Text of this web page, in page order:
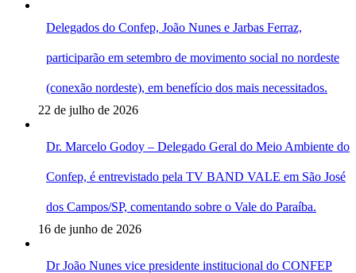
Delegados do Confep, João Nunes e Jarbas Ferraz,
participarão em setembro de movimento social no nordeste
(conexão nordeste), em benefício dos mais necessitados.
22 de julho de 2026
Dr. Marcelo Godoy – Delegado Geral do Meio Ambiente do
Confep, é entrevistado pela TV BAND VALE em São José
dos Campos/SP, comentando sobre o Vale do Paraíba.
16 de junho de 2026
Dr João Nunes vice presidente institucional do CONFEP